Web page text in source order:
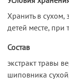
Хранить в
детей месте,
Состав
экстракт травы
шиповника сухой,